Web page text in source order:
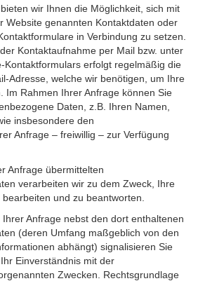
wir Ihnen die Möglichkeit, sich mit
Website genannten Kontaktdaten oder
in Verbindung zu setzen.
Kontaktaufnahme per Mail bzw. unter
Kontaktformulars erfolgt regelmäßig die
Adresse, welche wir benötigen, um Ihre
Im Rahmen Ihrer Anfrage können Sie
Daten, z.B. Ihren Namen,
insbesondere den
Anfrage – freiwillig – zur Verfügung
Anfrage übermittelten
verarbeiten wir zu dem Zweck, Ihre
und zu beantworten.
Anfrage nebst den dort enthaltenen
(deren Umfang maßgeblich von den
abhängt) signalisieren Sie
Einverständnis mit der
Zwecken. Rechtsgrundlage